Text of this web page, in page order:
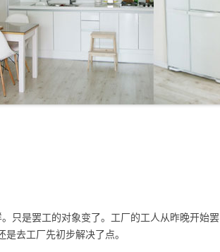
只是罢工的对象变了。工厂的工人从昨晚开始罢
去工厂先初步解决了点。